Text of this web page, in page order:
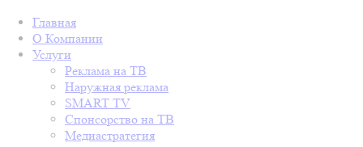
Главная
О Компании
Услуги
Реклама на ТВ
Наружная реклама
SMART TV
Спонсорство на ТВ
Медиастратегия